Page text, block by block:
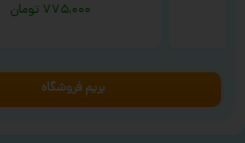
۷۷۵,۰۰۰تومان
بریم فروشگاه